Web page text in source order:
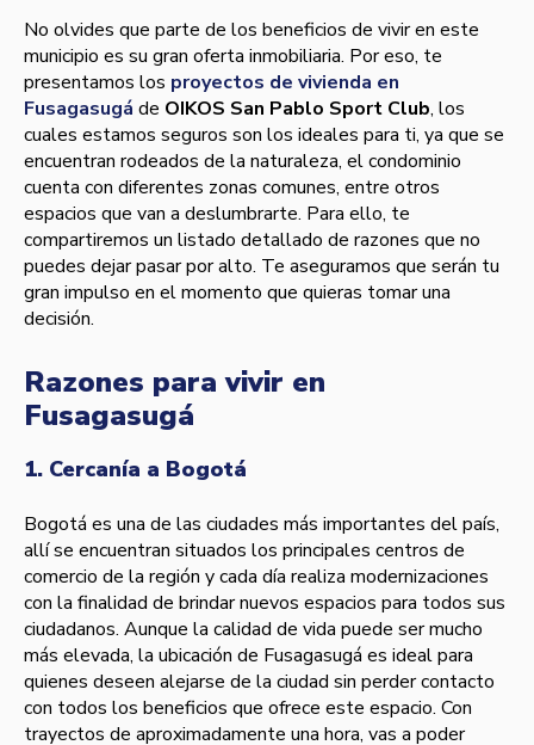
No olvides que parte de los beneficios de vivir en este
municipio es su gran oferta inmobiliaria. Por eso, te
presentamos los proyectos de vivienda en
Fusagasugá de OIKOS San Pablo Sport Club, los
cuales estamos seguros son los ideales para ti, ya que se
encuentran rodeados de la naturaleza, el condominio
cuenta con diferentes zonas comunes, entre otros
espacios que van a deslumbrarte. Para ello, te
compartiremos un listado detallado de razones que no
puedes dejar pasar por alto. Te aseguramos que serán tu
gran impulso en el momento que quieras tomar una
decisión.
Razones para vivir en
Fusagasugá
1. Cercanía a Bogotá
Bogotá es una de las ciudades más importantes del país,
allí se encuentran situados los principales centros de
comercio de la región y cada día realiza modernizaciones
con la finalidad de brindar nuevos espacios para todos sus
ciudadanos. Aunque la calidad de vida puede ser mucho
más elevada, la ubicación de Fusagasugá es ideal para
quienes deseen alejarse de la ciudad sin perder contacto
con todos los beneficios que ofrece este espacio. Con
trayectos de aproximadamente una hora, vas a poder